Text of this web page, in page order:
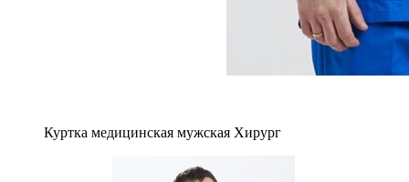
Куртка медицинская мужская Хирург